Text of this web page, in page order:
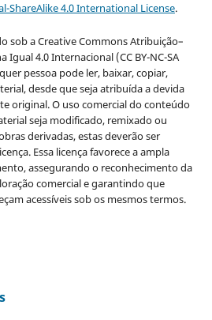
ShareAlike 4.0 International License.
sob a Creative Commons Atribuição–
Igual 4.0 Internacional (CC BY-NC-SA
pessoa pode ler, baixar, copiar,
desde que seja atribuída a devida
original. O uso comercial do conteúdo
seja modificado, remixado ou
derivadas, estas deverão ser
Essa licença favorece a ampla
assegurando o reconhecimento da
comercial e garantindo que
acessíveis sob os mesmos termos.